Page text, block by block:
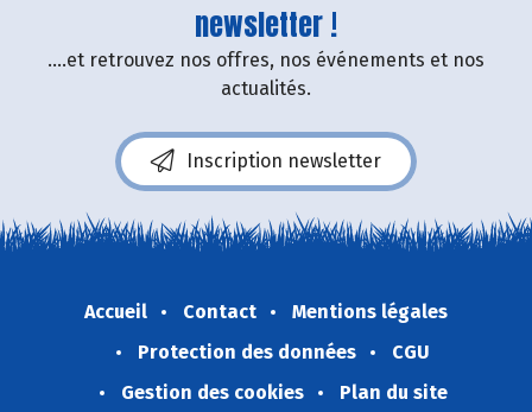
newsletter !
....et retrouvez nos offres, nos événements et nos
actualités.
Inscription newsletter
Accueil Contact
Mentions légales
Protection des données
CGU
Gestion des cookies
Plan du site